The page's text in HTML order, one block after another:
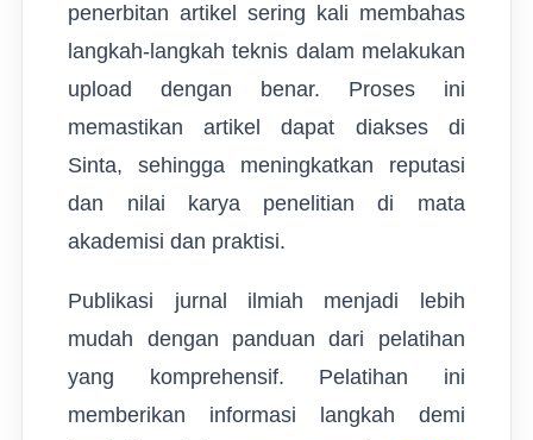
penerbitan artikel sering kali membahas
langkah-langkah teknis dalam melakukan
upload dengan benar. Proses ini
memastikan artikel dapat diakses di
Sinta, sehingga meningkatkan reputasi
dan nilai karya penelitian di mata
akademisi dan praktisi.
Publikasi jurnal ilmiah menjadi lebih
mudah dengan panduan dari pelatihan
yang komprehensif. Pelatihan ini
memberikan informasi langkah demi